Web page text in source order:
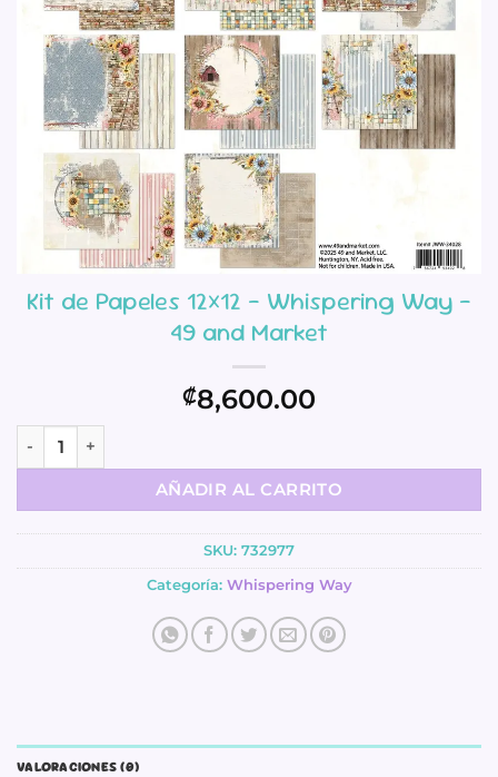
Kit de Papeles 12×12 – Whispering Way –
49 and Market
₡8,600.00
Kit de Papeles 12x12 - Whispering Way - 49 and Market
AÑADIR AL CARRITO
SKU: 732977
Categoría: Whispering Way
VALORACIONES (0)